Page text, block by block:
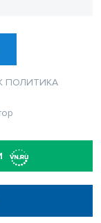
ПОЛИТИКА